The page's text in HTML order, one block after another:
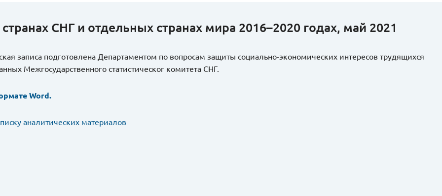
СНГ и отдельных странах мира 2016–2020 годах, май 2021
записа подготовлена Департаментом по вопросам защиты социально-экономических интересов трудящихся
Межгосударственного статистическог комитета СНГ.
Word.
аналитических материалов